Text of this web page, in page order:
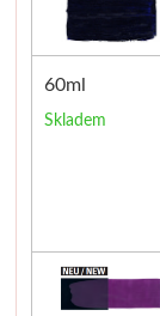
60ml
Skladem